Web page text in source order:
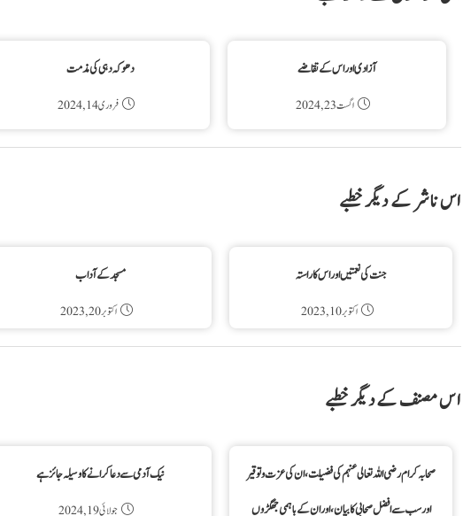
آزادی اور اس کے تقاضے
اگست 23, 2024
دھوکہ دہی کی مذمت
فروری 14, 2024
اس ناشر کے دیگر خطبے
جنت کی نعمتیں اور اس کا راستہ
اکتوبر 10, 2023
مسجد کے آداب
اکتوبر 20, 2023
اس مصنف کے دیگر خطبے
صحابہ کرام رضی اللہ تعالی عنہم کی فضیلت، ان کی عزت و توقیر
اور سب سے افضل صحابی کا بیان، اور ان کے باہمی جھگڑوں
نیک آدمی سے دعا کرانے کا وسیلہ جائز ہے
جولائی 19, 2024